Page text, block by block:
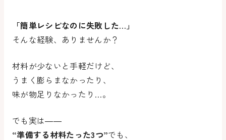
「簡単レシピなのに失敗した…」
そんな経験、ありませんか？
材料が少ないと手軽だけど、
うまく膨らまなかったり、
味が物足りなかったり…。
でも実は――
“準備する材料たった3つ”でも、